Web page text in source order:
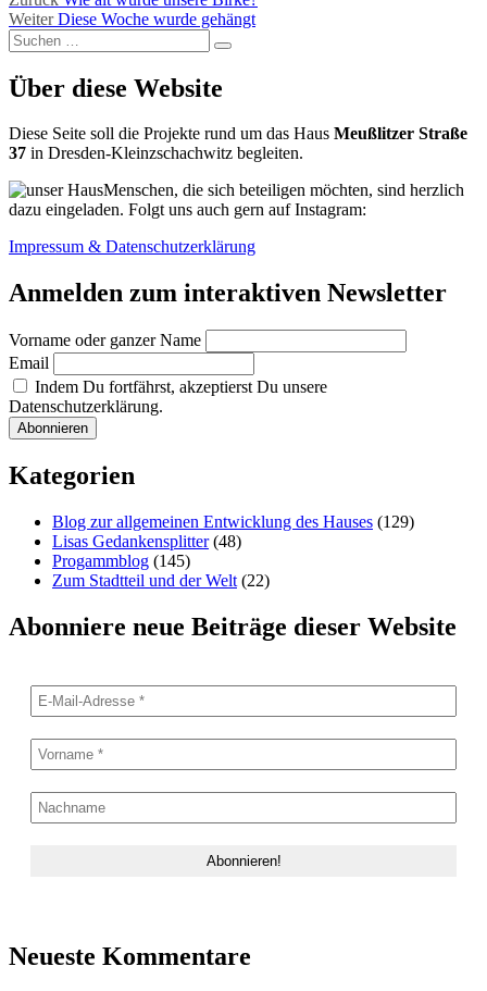
Beitrag:
Weiter Nächster
Beitrag:
Diese Woche wurde gehängt
Suchen
nach:
Suchen
Über diese Website
Diese Seite soll die Projekte rund um das Haus Meußlitzer Straße
37 in Dresden-Kleinzschachwitz begleiten.
Menschen, die sich beteiligen möchten, sind herzlich
dazu eingeladen. Folgt uns auch gern auf Instagram:
Impressum & Datenschutzerklärung
Anmelden zum interaktiven Newsletter
Vorname oder ganzer Name
Email
Indem Du fortfährst, akzeptierst Du unsere
Datenschutzerklärung.
Kategorien
Blog zur allgemeinen Entwicklung des Hauses (129)
Lisas Gedankensplitter(48)
Progammblog (145)
Zum Stadtteil und der Welt (22)
Abonniere neue Beiträge dieser Website
Neueste Kommentare